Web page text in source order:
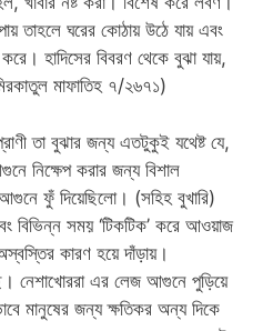
তাহলে ঘরের কোঠায় উঠে যায় এবং
করে। হাদিসের বিবরণ থেকে বুঝা যায়,
মাফাতিহ ৭/২৬৭১)
তা বুঝার জন্য এতটুকুই যথেষ্ট যে,
নিক্ষেপ করার জন্য বিশাল
ফুঁ দিয়েছিলো। (সহিহ বুখারি)
সময় ‘টিকটিক’ করে আওয়াজ
কারণ হয়ে দাঁড়ায়।
নেশাখোররা এর লেজ আগুনে পুড়িয়ে
মানুষের জন্য ক্ষতিকর অন্য দিকে